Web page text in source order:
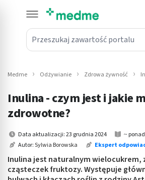
Przeszukaj zawartość portalu
submenu: Leki na receptę
submenu: Mama i dziecko
submenu: Kosmetyki
submenu: Higiena
submenu: Sprzęt medyczny
Medme Odżywianie Zdrowa żywność
Inulina - czym jest i jakie
zdrowotne?
Data aktualizacji: 23 grudnia 2024
~
Autor:Sylwia Borowska Ekspert
Inulina jest naturalnym wielocukrem,
cząsteczek fruktozy. Występuje